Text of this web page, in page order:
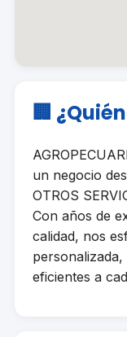
🏢
un negocio
OTROS
Con años de
calidad, nos
eficientes a